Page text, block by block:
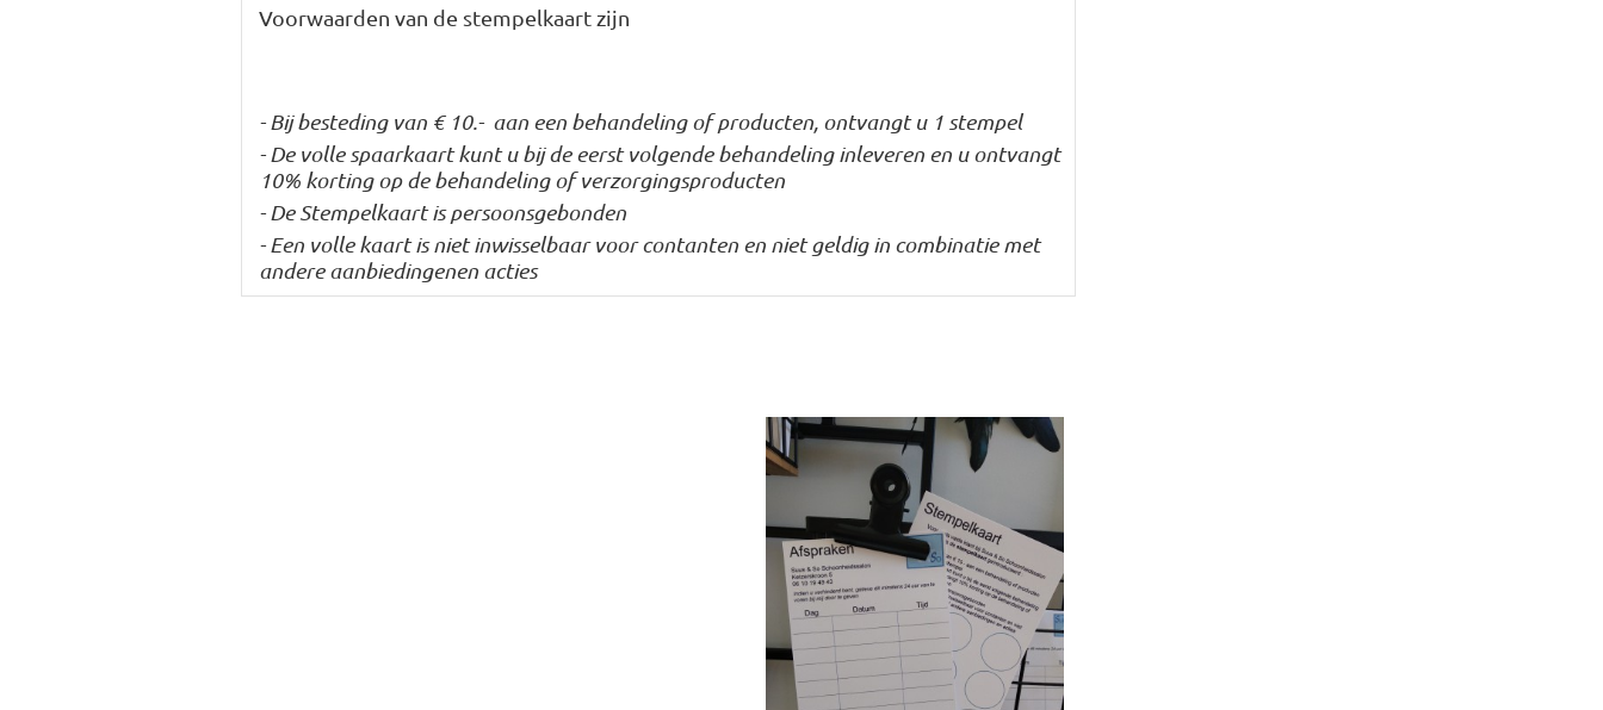
Voorwaarden van de stempelkaart zijn
- Bij besteding van € 10.- aan een behandeling of producten, ontvangt u 1 stempel
- De volle spaarkaart kunt u bij de eerst volgende behandeling inleveren en u ontvangt
10% korting op de behandeling of verzorgingsproducten
- De Stempelkaart is persoonsgebonden
- Een volle kaart is niet inwisselbaar voor contanten en niet geldig in combinatie met
andere aanbiedingenen acties